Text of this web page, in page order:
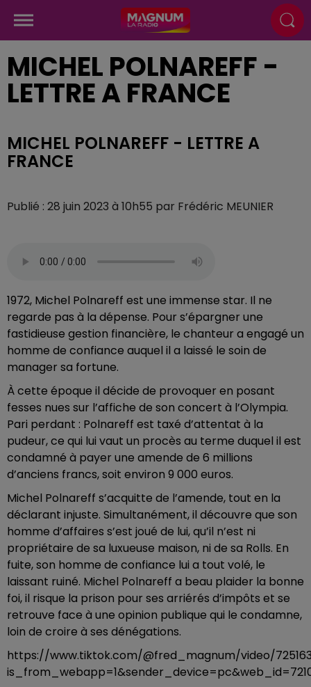
MICHEL POLNAREFF -
LETTRE A FRANCE
MICHEL POLNAREFF - LETTRE A
FRANCE
Publié : 28 juin 2023 à 10h55 par Frédéric MEUNIER
1972, Michel Polnareff est une immense star. Il ne
regarde pas à la dépense. Pour s’épargner une
fastidieuse gestion financière, le chanteur a engagé un
homme de confiance auquel il a laissé le soin de
manager sa fortune.
À cette époque il décide de provoquer en posant
fesses nues sur l’affiche de son concert à l’Olympia.
Pari perdant : Polnareff est taxé d’attentat à la
pudeur, ce qui lui vaut un procès au terme duquel il est
condamné à payer une amende de 6 millions
d’anciens francs, soit environ 9 000 euros.
Michel Polnareff s’acquitte de l’amende, tout en la
déclarant injuste. Simultanément, il découvre que son
homme d’affaires s’est joué de lui, qu’il n’est ni
propriétaire de sa luxueuse maison, ni de sa Rolls. En
fuite, son homme de confiance lui a tout volé, le
laissant ruiné. Michel Polnareff a beau plaider la bonne
foi, il risque la prison pour ses arriérés d’impôts et se
retrouve face à une opinion publique qui le condamne,
loin de croire à ses dénégations.
https://www.tiktok.com/@fred_magnum/video/